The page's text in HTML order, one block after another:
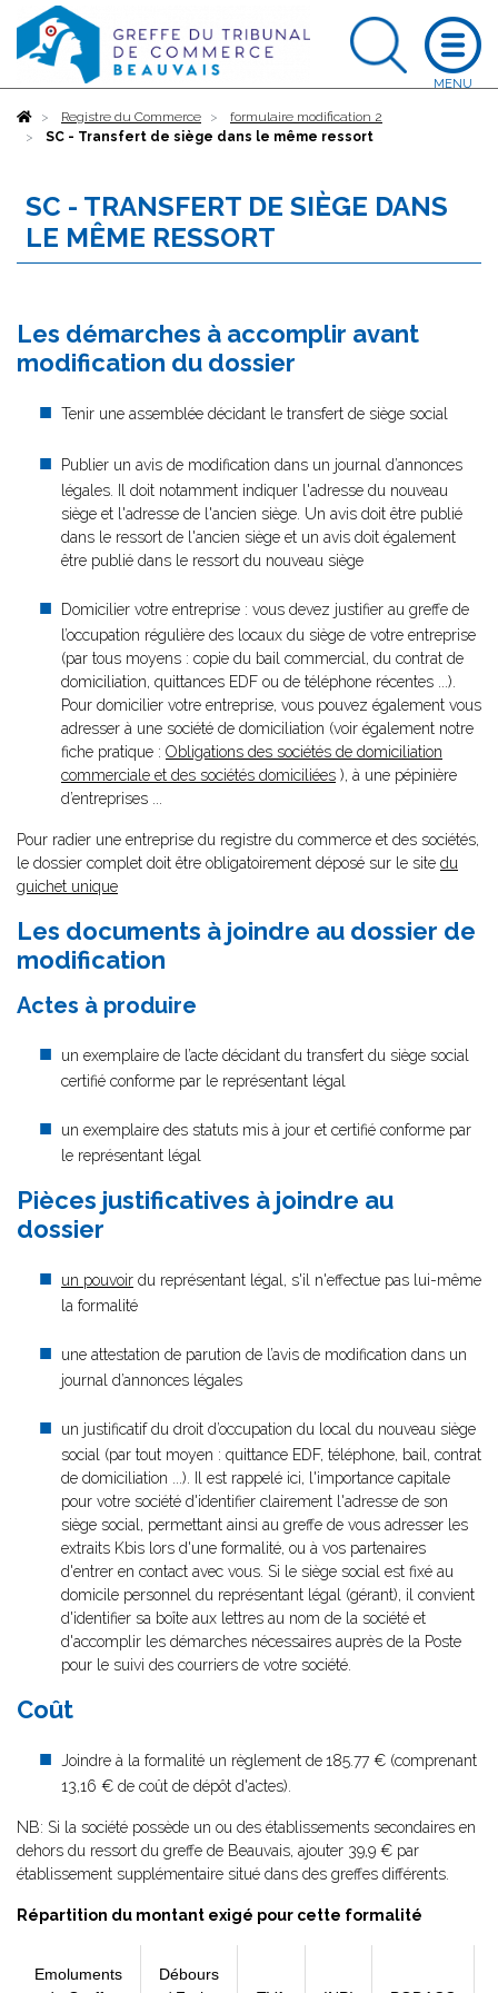
AccueilRegistre du Commerce
formulaire modification 2
SC - Transfert de siège dans le même ressort
SC - TRANSFERT DE SIÈGE DANS
LE MÊME RESSORT
Les démarches à accomplir avant
modification du dossier
Tenir une assemblée décidant le transfert de siège social
Publier un avis de modification dans un journal d’annonces
légales. Il doit notamment indiquer l'adresse du nouveau
siège et l'adresse de l'ancien siège. Un avis doit être publié
dans le ressort de l'ancien siège et un avis doit également
être publié dans le ressort du nouveau siège
Domicilier votre entreprise : vous devez justifier au greffe de
l’occupation régulière des locaux du siège de votre entreprise
(par tous moyens : copie du bail commercial, du contrat de
domiciliation, quittances EDF ou de téléphone récentes ...).
Pour domicilier votre entreprise, vous pouvez également vous
adresser à une société de domiciliation (voir également notre
fiche pratique : Obligations des sociétés de domiciliation
commerciale et des sociétés domiciliées ), à une pépinière
d’entreprises ...
Pour radier une entreprise du registre du commerce et des sociétés,
le dossier complet doit être obligatoirement déposé sur le site du
guichet unique
Les documents à joindre au dossier de
modification
Actes à produire
un exemplaire de l’acte décidant du transfert du siège social
certifié conforme par le représentant légal
un exemplaire des statuts mis à jour et certifié conforme par
le représentant légal
Pièces justificatives à joindre au
dossier
un pouvoir du représentant légal, s'il n'effectue pas lui-même
la formalité
une attestation de parution de l’avis de modification dans un
journal d’annonces légales
un justificatif du droit d’occupation du local du nouveau siège
social (par tout moyen : quittance EDF, téléphone, bail, contrat
de domiciliation ...). Il est rappelé ici, l'importance capitale
pour votre société d'identifier clairement l'adresse de son
siège social, permettant ainsi au greffe de vous adresser les
extraits Kbis lors d'une formalité, ou à vos partenaires
d'entrer en contact avec vous. Si le siège social est fixé au
domicile personnel du représentant légal (gérant), il convient
d'identifier sa boîte aux lettres au nom de la société et
d'accomplir les démarches nécessaires auprès de la Poste
pour le suivi des courriers de votre société.
Coût
Joindre à la formalité un règlement de185.77 € (comprenant
13,16 € de coût de dépôt d'actes).
NB: Si la société possède un ou des établissements secondaires en
dehors du ressort du greffe de Beauvais, ajouter 39,9 € par
établissement supplémentaire situé dans des greffes différents.
Répartition du montant exigé pour cette formalité
Emoluments
Débours